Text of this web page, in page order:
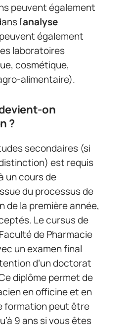
peuvent également
l’analyse
également
laboratoires
cosmétique,
alimentaire).
on
?
secondaires (si
est requis
un cours de
du processus de
de la première année,
Le cursus de
de Pharmacie
un examen final
d’un doctorat
diplôme permet de
en officine et en
formation peut être
9 ans si vous êtes